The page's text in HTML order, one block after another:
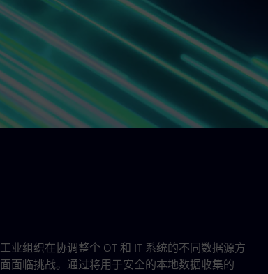
工业组织在协调整个 OT 和 IT 系统的不同数据源方
面面临挑战。通过将用于安全的本地数据收集的